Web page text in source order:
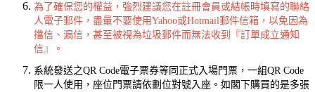
為了確保您的權益，強烈建議您在註冊會員或結帳時填寫的聯絡
人電子郵件，盡量不要使用Yahoo或Hotmail郵件信箱，以免因為
擋信、漏信，甚至被視為垃圾郵件而無法收到『訂單成立通知
信』。
系統發送之QR Code電子票券等同正式入場門票，一組QR Code
限一人使用，座位門票請依劃位對號入座。如閣下購買的是多張